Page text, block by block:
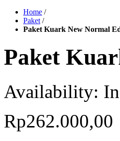
Home /
Paket /
Paket Kuark New Normal
Paket
Availability:
Rp262.000,00